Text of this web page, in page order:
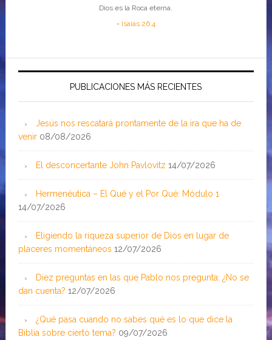
Dios es la Roca eterna.
- Isaías 26:4
PUBLICACIONES MÁS RECIENTES
Jesús nos rescatará prontamente de la ira que ha de
venir 08/08/2026
El desconcertante John Pavlovitz 14/07/2026
Hermenéutica – El Qué y el Por Qué: Módulo 1
14/07/2026
Eligiendo la riqueza superior de Dios en lugar de
placeres momentáneos 12/07/2026
Diez preguntas en las que Pablo nos pregunta: ¿No se
dan cuenta? 12/07/2026
¿Qué pasa cuando no sabes qué es lo que dice la
Biblia sobre cierto tema? 09/07/2026